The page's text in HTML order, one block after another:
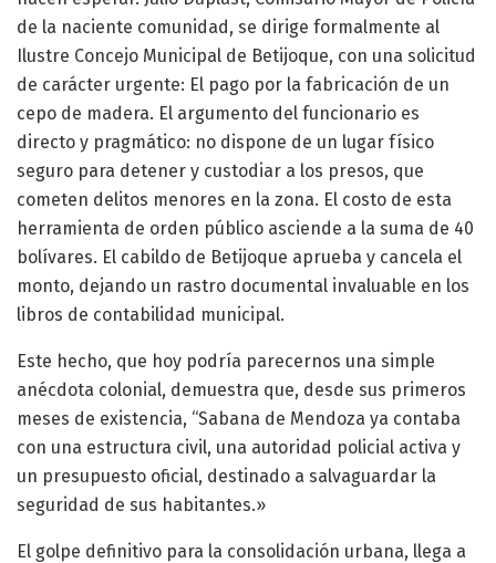
de la naciente comunidad, se dirige formalmente al
Ilustre Concejo Municipal de Betijoque, con una solicitud
de carácter urgente: El pago por la fabricación de un
cepo de madera. El argumento del funcionario es
directo y pragmático: no dispone de un lugar físico
seguro para detener y custodiar a los presos, que
cometen delitos menores en la zona. El costo de esta
herramienta de orden público asciende a la suma de 40
bolívares. El cabildo de Betijoque aprueba y cancela el
monto, dejando un rastro documental invaluable en los
libros de contabilidad municipal.
Este hecho, que hoy podría parecernos una simple
anécdota colonial, demuestra que, desde sus primeros
meses de existencia, “Sabana de Mendoza ya contaba
con una estructura civil, una autoridad policial activa y
un presupuesto oficial, destinado a salvaguardar la
seguridad de sus habitantes.»
El golpe definitivo para la consolidación urbana, llega a